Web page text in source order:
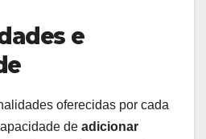
e
oferecidas por cada
de adicionar